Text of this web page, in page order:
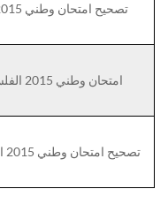
تصحيح امتحان وطني 2015 الفلسفة الدورة العادية
امتحان وطني 2015 الفلسفة الدورة الاستدراكية
تصحيح امتحان وطني 2015 الفلسفة الدورة الاستدراكية